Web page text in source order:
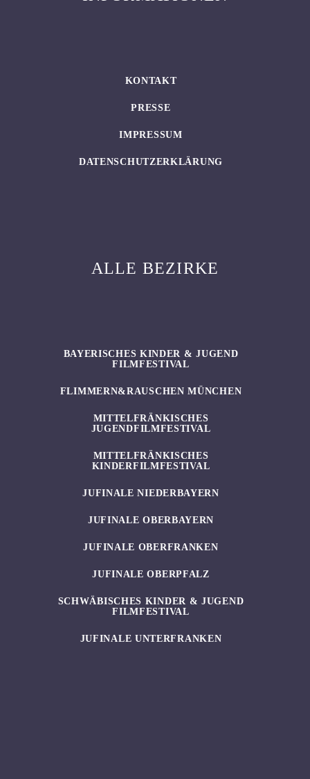
KONTAKT
PRESSE
IMPRESSUM
DATENSCHUTZERKLÄRUNG
ALLE BEZIRKE
BAYERISCHES KINDER & JUGEND
FILMFESTIVAL
FLIMMERN&RAUSCHEN MÜNCHEN
MITTELFRÄNKISCHES
JUGENDFILMFESTIVAL
MITTELFRÄNKISCHES
KINDERFILMFESTIVAL
JUFINALE NIEDERBAYERN
JUFINALE OBERBAYERN
JUFINALE OBERFRANKEN
JUFINALE OBERPFALZ
SCHWÄBISCHES KINDER & JUGEND
FILMFESTIVAL
JUFINALE UNTERFRANKEN